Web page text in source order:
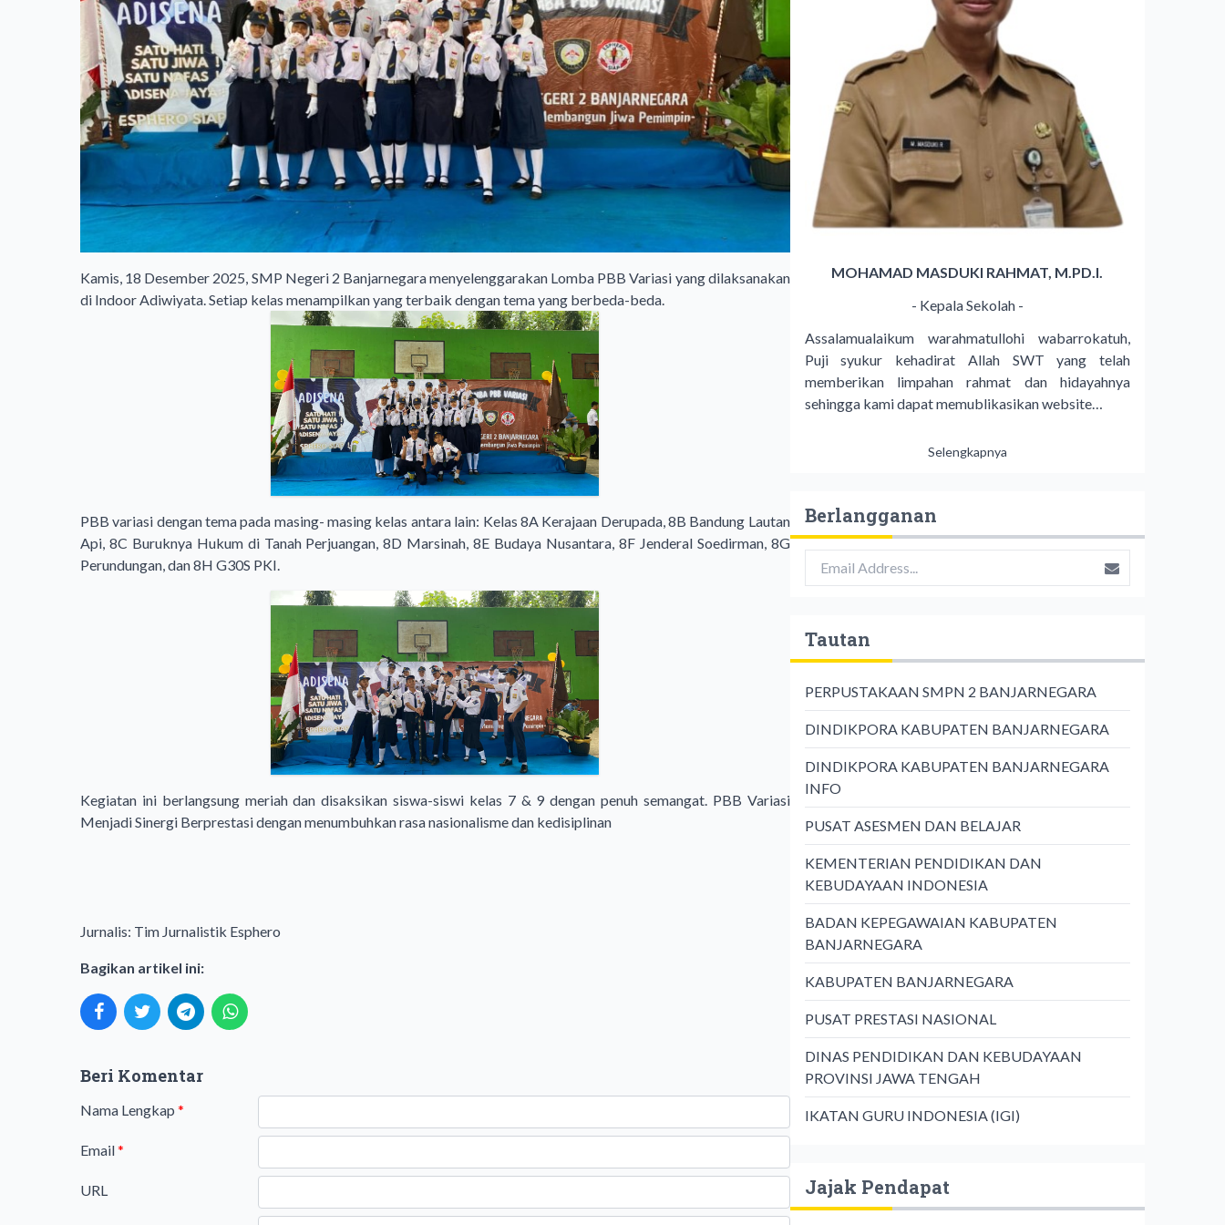
Kamis, 18 Desember 2025, SMP Negeri 2 Banjarnegara menyelenggarakan Lomba PBB Variasi yang dilaksanakan
di Indoor Adiwiyata. Setiap kelas menampilkan yang terbaik dengan tema yang berbeda-beda.
PBB variasi dengan tema pada masing- masing kelas antara lain: Kelas 8A Kerajaan Derupada, 8B Bandung Lautan
Api, 8C Buruknya Hukum di Tanah Perjuangan, 8D Marsinah, 8E Budaya Nusantara, 8F Jenderal Soedirman, 8G
Perundungan, dan 8H G30S PKI.
Kegiatan ini berlangsung meriah dan disaksikan siswa-siswi kelas 7 & 9 dengan penuh semangat. PBB Variasi
Menjadi Sinergi Berprestasi dengan menumbuhkan rasa nasionalisme dan kedisiplinan
Jurnalis: Tim Jurnalistik Esphero
Bagikan artikel ini:
Beri Komentar
Nama Lengkap *
Email*
URL
MOHAMAD MASDUKI RAHMAT, M.PD.I.
- Kepala Sekolah -
Assalamualaikum warahmatullohi wabarrokatuh,
Puji syukur kehadirat Allah SWT yang telah
memberikan limpahan rahmat dan hidayahnya
sehingga kami dapat memublikasikan website…
Selengkapnya
Berlangganan
Tautan
PERPUSTAKAAN SMPN 2 BANJARNEGARA
DINDIKPORA KABUPATEN BANJARNEGARA
DINDIKPORA KABUPATEN BANJARNEGARA
INFO
PUSAT ASESMEN DAN BELAJAR
KEMENTERIAN PENDIDIKAN DAN
KEBUDAYAAN INDONESIA
BADAN KEPEGAWAIAN KABUPATEN
BANJARNEGARA
KABUPATEN BANJARNEGARA
PUSAT PRESTASI NASIONAL
DINAS PENDIDIKAN DAN KEBUDAYAAN
PROVINSI JAWA TENGAH
IKATAN GURU INDONESIA (IGI)
Jajak Pendapat